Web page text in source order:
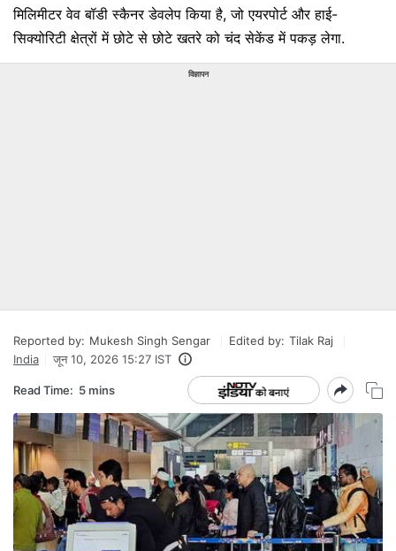
मिलिमीटर वेव बॉडी स्कैनर डेवलेप किया है, जो एयरपोर्ट और हाई-
सिक्योरिटी क्षेत्रों में छोटे से छोटे खतरे को चंद सेकेंड में पकड़ लेगा.
विज्ञापन
Reported by: Mukesh Singh Sengar Edited by: Tilak Raj
India
जून 10, 2026 15:27 IST
Read Time: 5 mins